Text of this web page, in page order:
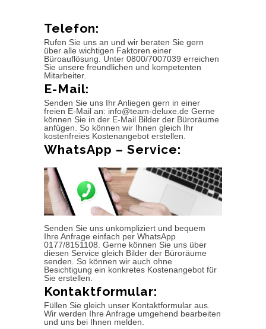
Telefon:
Rufen Sie uns an und wir beraten Sie gern
über alle wichtigen Faktoren einer
Büroauflösung. Unter 0800/7007039 erreichen
Sie unsere freundlichen und kompetenten
Mitarbeiter.
E-Mail:
Senden Sie uns Ihr Anliegen gern in einer
freien E-Mail an: info@team-deluxe.de Gerne
können Sie in der E-Mail Bilder der Büroräume
anfügen. So können wir Ihnen gleich Ihr
kostenfreies Kostenangebot erstellen.
WhatsApp – Service:
Senden Sie uns unkompliziert und bequem
Ihre Anfrage einfach per WhatsApp
0177/8151108. Gerne können Sie uns über
diesen Service gleich Bilder der Büroräume
senden. So können wir auch ohne
Besichtigung ein konkretes Kostenangebot für
Sie erstellen.
Kontaktformular:
Füllen Sie gleich unser Kontaktformular aus.
Wir werden Ihre Anfrage umgehend bearbeiten
und uns bei Ihnen melden.